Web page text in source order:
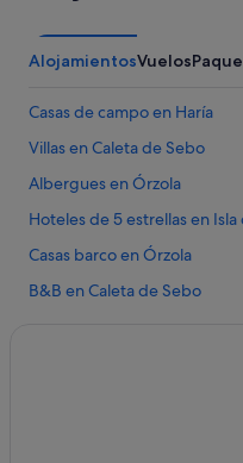
AlojamientosVuelos
Casas de campo en Haría
Villas en Caleta de Sebo
Albergues en Órzola
Hoteles de 5 estrellas en Isla
Casas barco en Órzola
B&B en Caleta de Sebo